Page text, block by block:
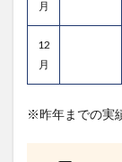
月
12
月
※昨年までの実